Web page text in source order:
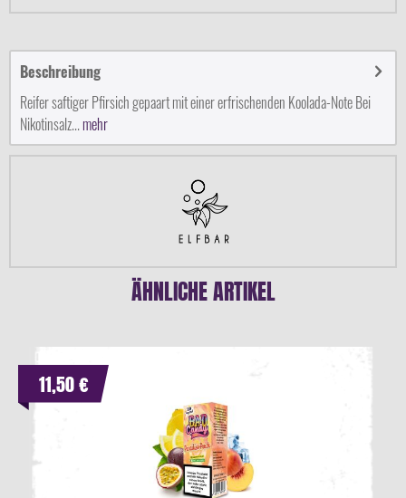
Beschreibung
Reifer saftiger Pfirsich gepaart mit einer erfrischenden Koolada-Note Bei
Nikotinsalz...mehr
ÄHNLICHE ARTIKEL
11,50 €